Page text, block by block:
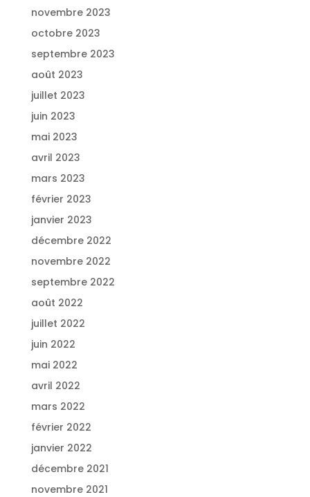
novembre 2023
octobre 2023
septembre 2023
août 2023
juillet 2023
juin 2023
mai 2023
avril 2023
mars 2023
février 2023
janvier 2023
décembre 2022
novembre 2022
septembre 2022
août 2022
juillet 2022
juin 2022
mai 2022
avril 2022
mars 2022
février 2022
janvier 2022
décembre 2021
novembre 2021